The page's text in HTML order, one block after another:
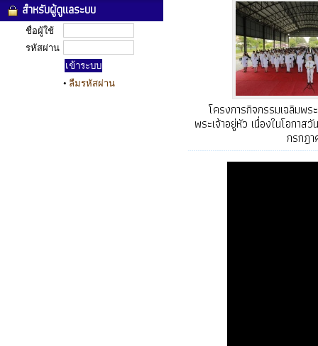
สำหรับผู้ดูแลระบบ
ชื่อผู้ใช้
รหัสผ่าน
• ลืมรหัสผ่าน
โครงการกิจกรรมเฉลิมพร
พระเจ้าอยู่หัว เนื่องในโอกา
กรกฎ